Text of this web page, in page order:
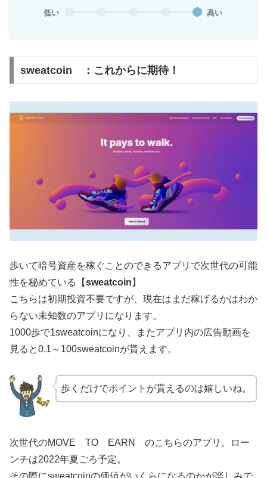
低い 高い
sweatcoin ：これからに期待！
歩いて暗号資産を稼ぐことのできるアプリで次世代の可能
性を秘めている【sweatcoin 】
こちらは初期投資不要ですが、現在はまだ稼げるかはわか
らない未知数のアプリになります。
1000歩で1sweatcoinになり、またアプリ内の広告動画を
見ると0.1～100sweatcoinが貰えます。
歩くだけでポイントが貰えるのは嬉しいね。
次世代のMOVE TO EARN のこちらのアプリ。ロー
ンチは2022年夏ごろ予定。
その際にsweatcoinの価値がいくらになるのかが楽しみで